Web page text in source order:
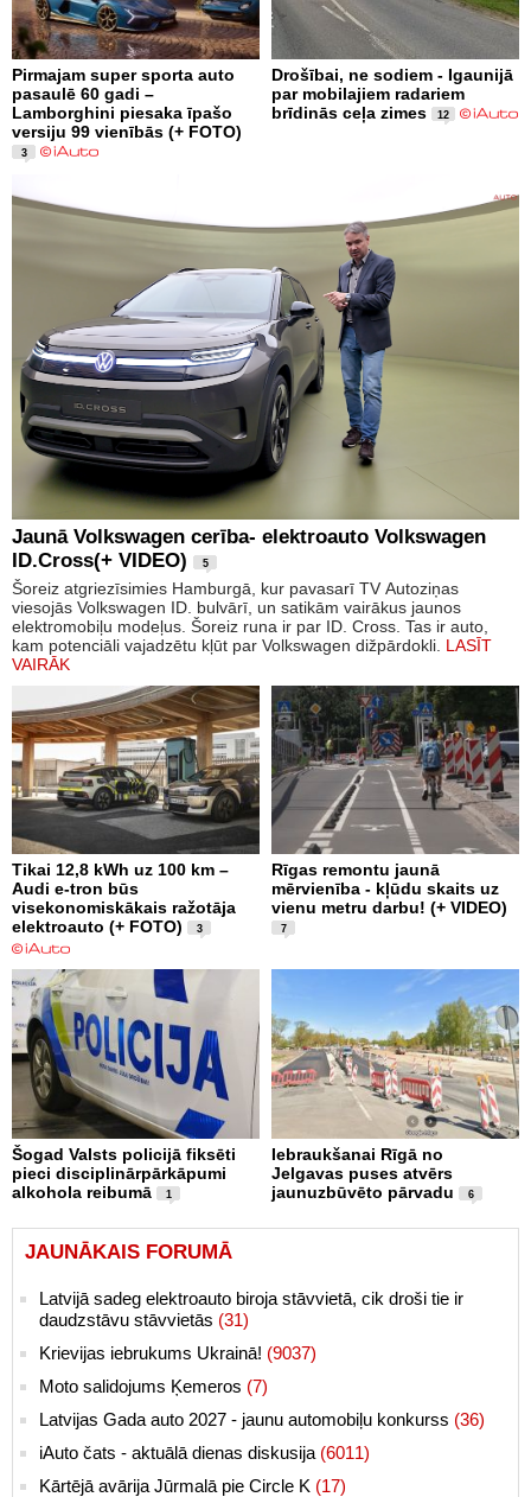
Pirmajam super sporta auto
pasaulē 60 gadi –
Lamborghini piesaka īpašo
versiju 99 vienībās (+ FOTO)
3
Drošībai, ne sodiem - Igaunijā
par mobilajiem radariem
brīdinās ceļa zimes
12
Jaunā Volkswagen cerība- elektroauto Volkswagen
ID.Cross(+ VIDEO)
5
Šoreiz atgriezīsimies Hamburgā, kur pavasarī TV Autoziņas
viesojās Volkswagen ID. bulvārī, un satikām vairākus jaunos
elektromobiļu modeļus. Šoreiz runa ir par ID. Cross. Tas ir auto,
kam potenciāli vajadzētu kļūt par Volkswagen dižpārdokli. LASĪT
VAIRĀK
Tikai 12,8 kWh uz 100 km –
Audi e-tron būs
visekonomiskākais ražotāja
elektroauto (+ FOTO)
3
Rīgas remontu jaunā
mērvienība - kļūdu skaits uz
vienu metru darbu! (+ VIDEO)
7
Šogad Valsts policijā fiksēti
pieci disciplinārpārkāpumi
alkohola reibumā
1
Iebraukšanai Rīgā no
Jelgavas puses atvērs
jaunuzbūvēto pārvadu
6
JAUNĀKAIS FORUMĀ
Latvijā sadeg elektroauto biroja stāvvietā, cik droši tie ir
daudzstāvu stāvvietās (31)
Krievijas iebrukums Ukrainā! (9037)
Moto salidojums Ķemeros (7)
Latvijas Gada auto 2027 - jaunu automobiļu konkurss (36)
iAuto čats - aktuālā dienas diskusija (6011)
Kārtējā avārija Jūrmalā pie Circle K (17)